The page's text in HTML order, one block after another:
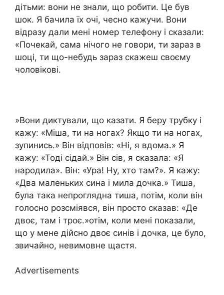
дітьми: вони не знали, що робити. Це був
шок. Я бачила їх очі, чесно кажучи. Вони
відразу дали мені номер телефону і сказали:
«Почекай, сама нічого не говори, ти зараз в
шоці, ти що-небудь зараз скажеш своєму
чоловікові.
»Вони диктували, що казати. Я беру трубку і
кажу: «Міша, ти на ногах? Якщо ти на ногах,
зупинись.» Він відповів: «Ні, я вдома.» Я
кажу: «Тоді сідай.» Він сів, я сказала: «Я
народила». Він: «Ура! Ну, хто там?». Я кажу:
«Два маленьких сина і мила дочка.» Тиша,
була така непроглядна тиша, потім, коли він
голосно розсміявся, він просто сказав: «Де
двоє, там і троє.»отім, коли мені показали,
що у мене дійсно двоє синів і дочка, це було,
звичайно, невимовне щастя.
Advertisements